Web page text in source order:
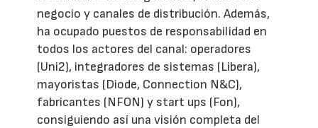
negocio y canales de distribución. Además,
ha ocupado puestos de responsabilidad en
todos los actores del canal: operadores
(Uni2), integradores de sistemas (Libera),
mayoristas (Diode, Connection N&C),
fabricantes (NFON) y start ups (Fon),
consiguiendo así una visión completa del